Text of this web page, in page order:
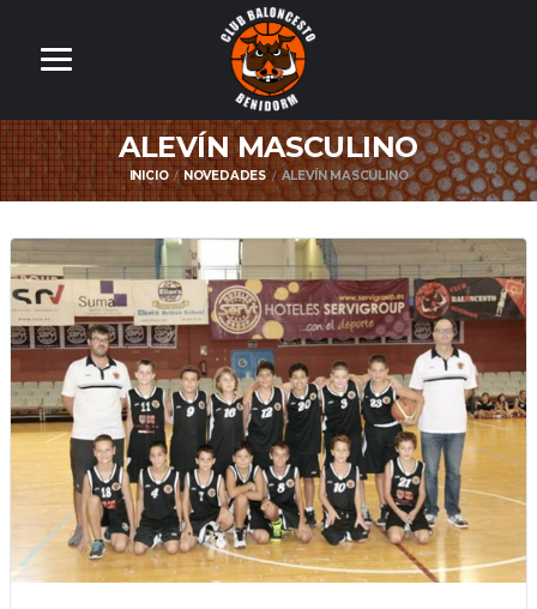
ALEVÍN MASCULINO
INICIO NOVEDADES ALEVÍN MASCULINO